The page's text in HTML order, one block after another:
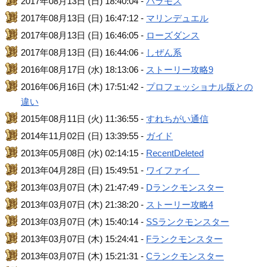
2017年08月13日 (日) 16:47:12 - マリンデュエル
2017年08月13日 (日) 16:46:05 - ローズダンス
2017年08月13日 (日) 16:44:06 - しぜん系
2016年08月17日 (水) 18:13:06 - ストーリー攻略9
2016年06月16日 (木) 17:51:42 - プロフェッショナル版との
違い
2015年08月11日 (火) 11:36:55 -すれちがい通信
2014年11月02日 (日) 13:39:55 - ガイド
2013年05月08日 (水) 02:14:15 - RecentDeleted
2013年04月28日 (日) 15:49:51 - ワイファイ
2013年03月07日 (木) 21:47:49 - Dランクモンスター
2013年03月07日 (木) 21:38:20 - ストーリー攻略4
2013年03月07日 (木) 15:40:14 - SSランクモンスター
2013年03月07日 (木) 15:24:41 - Fランクモンスター
2013年03月07日 (木) 15:21:31 -Cランクモンスター